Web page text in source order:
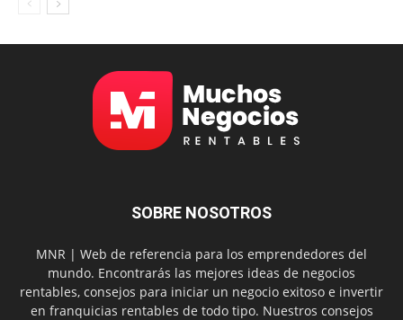
SOBRE NOSOTROS
MNR | Web de referencia para los emprendedores del
mundo. Encontrarás las mejores ideas de negocios
rentables, consejos para iniciar un negocio exitoso e invertir
en franquicias rentables de todo tipo. Nuestros consejos